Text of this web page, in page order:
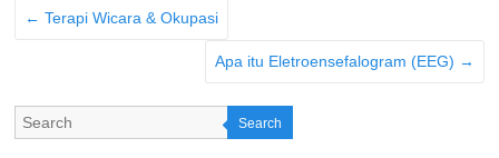
← Terapi Wicara & Okupasi
Apa itu Eletroensefalogram (EEG) →
Search